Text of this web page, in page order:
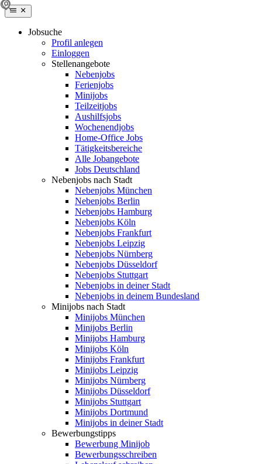
Jobsuche
Profil anlegen
Einloggen
Stellenangebote
Nebenjobs
Ferienjobs
Minijobs
Teilzeitjobs
Aushilfsjobs
Wochenendjobs
Home-Office Jobs
Tätigkeitsbereiche
Alle Jobangebote
Jobs Deutschland
Nebenjobs nach Stadt
Nebenjobs München
Nebenjobs Berlin
Nebenjobs Hamburg
Nebenjobs Köln
Nebenjobs Frankfurt
Nebenjobs Leipzig
Nebenjobs Nürnberg
Nebenjobs Düsseldorf
Nebenjobs Stuttgart
Nebenjobs in deiner Stadt
Nebenjobs in deinem Bundesland
Minijobs nach Stadt
Minijobs München
Minijobs Berlin
Minijobs Hamburg
Minijobs Köln
Minijobs Frankfurt
Minijobs Leipzig
Minijobs Nürnberg
Minijobs Düsseldorf
Minijobs Stuttgart
Minijobs Dortmund
Minijobs in deiner Stadt
Bewerbungstipps
Bewerbung Minijob
Bewerbungsschreiben